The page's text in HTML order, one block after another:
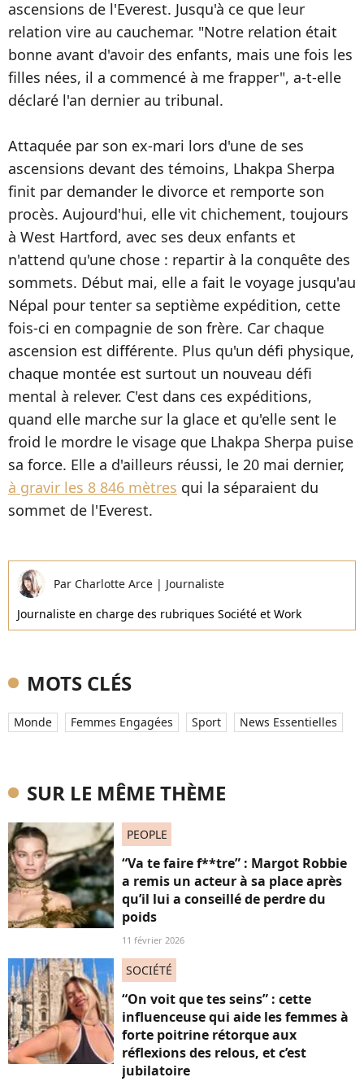
ascensions de l'Everest. Jusqu'à ce que leur
relation vire au cauchemar. "Notre relation était
bonne avant d'avoir des enfants, mais une fois les
filles nées, il a commencé à me frapper", a-t-elle
déclaré l'an dernier au tribunal.
Attaquée par son ex-mari lors d'une de ses
ascensions devant des témoins, Lhakpa Sherpa
finit par demander le divorce et remporte son
procès. Aujourd'hui, elle vit chichement, toujours
à West Hartford, avec ses deux enfants et
n'attend qu'une chose : repartir à la conquête des
sommets. Début mai, elle a fait le voyage jusqu'au
Népal pour tenter sa septième expédition, cette
fois-ci en compagnie de son frère. Car chaque
ascension est différente. Plus qu'un défi physique,
chaque montée est surtout un nouveau défi
mental à relever. C'est dans ces expéditions,
quand elle marche sur la glace et qu'elle sent le
froid le mordre le visage que Lhakpa Sherpa puise
sa force. Elle a d'ailleurs réussi, le 20 mai dernier,
à gravir les 8 846 mètres qui la séparaient du
sommet de l'Everest.
Par Charlotte Arce | Journaliste
Journaliste en charge des rubriques Société et Work
MOTS CLÉS
Monde Femmes Engagées Sport News Essentielles
SUR LE MÊME THÈME
PEOPLE
“Va te faire f**tre” : Margot Robbie
a remis un acteur à sa place après
qu’il lui a conseillé de perdre du
poids
11 février 2026
SOCIÉTÉ
“On voit que tes seins” : cette
influenceuse qui aide les femmes à
forte poitrine rétorque aux
réflexions des relous, et c’est
jubilatoire